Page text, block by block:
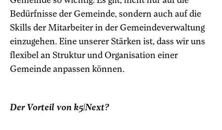
Bedürfnisse der Gemeinde, sondern auch auf die
Skills der Mitarbeiter in der Gemeindeverwaltung
einzugehen. Eine unserer Stärken ist, dass wir uns
flexibel an Struktur und Organisation einer
Gemeinde anpassen können.
Der Vorteil von k5|Next?